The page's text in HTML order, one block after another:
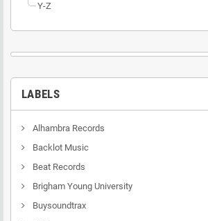
Y-Z
LABELS
Alhambra Records
Backlot Music
Beat Records
Brigham Young University
Buysoundtrax